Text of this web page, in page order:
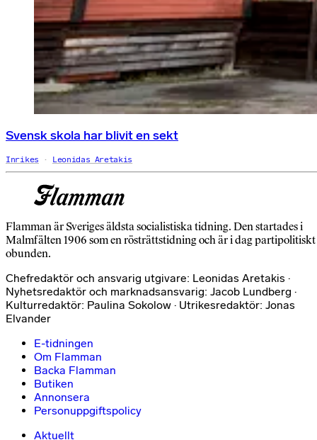
Svensk skola har blivit en sekt
Inrikes Leonidas Aretakis
Flamman är Sveriges äldsta socialistiska tidning. Den startades i
Malmfälten 1906 som en rösträttstidning och är i dag partipolitiskt
obunden.
Chefredaktör och ansvarig utgivare: Leonidas Aretakis ·
Nyhetsredaktör och marknadsansvarig: Jacob Lundberg ·
Kulturredaktör: Paulina Sokolow · Utrikesredaktör: Jonas
Elvander
E-tidningen
Om Flamman
Backa Flamman
Butiken
Annonsera
Personuppgiftspolicy
Aktuellt